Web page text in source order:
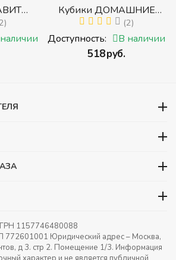
с
Кубики ДОМАШНИЕ
ЖИВОТНЫЕ (Томик)
(Набор кубиков
разрезных (складных))
(2)
Доступность: В наличии
‍518‍руб.
1157746480088
Юридический адрес – Москва,
д 3. стр 2. Помещение 1/3. Информация